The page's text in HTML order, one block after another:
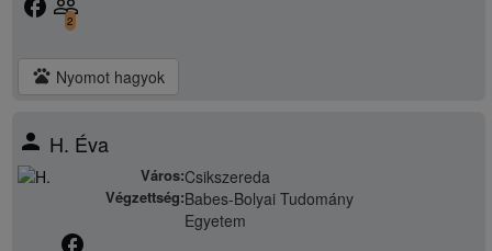
facebook people_outline
2
pets Nyomot hagyok
person H. Éva
Város:Csikszereda
Végzettség:Babes-Bolyai Tudomány
Egyetem
facebook